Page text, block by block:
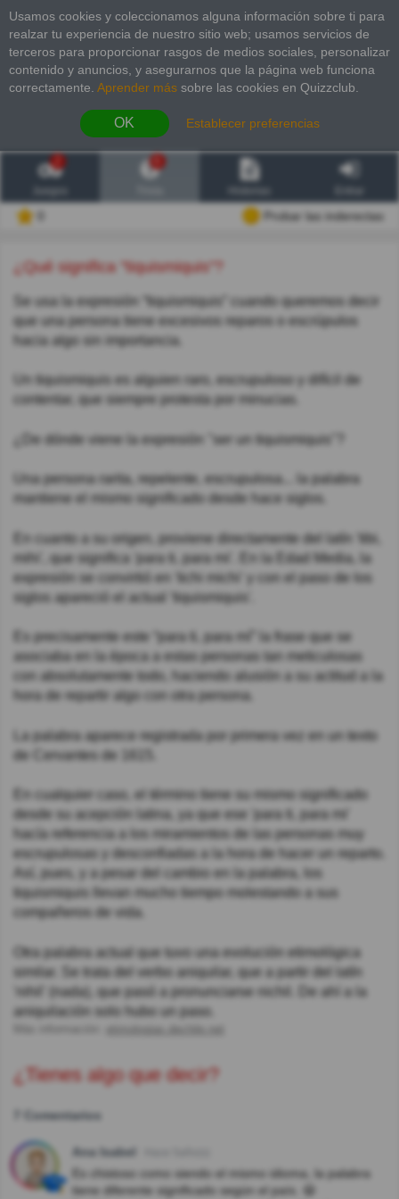
Usamos cookies y coleccionamos alguna información sobre ti para
realzar tu experiencia de nuestro sitio web; usamos servicios de
terceros para proporcionar rasgos de medios sociales, personalizar
contenido y anuncios, y asegurarnos que la página web funciona
correctamente. Aprender más sobre las cookies en Quizzclub.
OK Establecer preferencias
2
Probar las inderectas
¿Qué significa "tiquismiquis"?
Se usa la expresión “tiquismiquis” cuando queremos decir
que una persona tiene excesivos reparos o escrúpulos
hacia algo sin importancia.
Un tiquismiquis es alguien raro, escrupuloso y difícil de
contentar, que siempre protesta por minucias.
¿De dónde viene la expresión "ser un tiquismiquis"?
Una persona rarita, repelente, escrupulosa... la palabra
mantiene el mismo significado desde hace siglos.
En cuanto a su origen, proviene directamente del latín 'tibi,
mihi', que significa 'para ti, para mi'. En la Edad Media, la
expresión se convirtió en 'tichi michi' y con el paso de los
siglos apareció el actual 'tiquismiquis'.
Es precisamente este “para ti, para mí” la frase que se
asociaba en la época a estas personas tan meticulosas
con absolutamente todo, haciendo alusión a su actitud a la
hora de repartir algo con otra persona.
La palabra aparece registrada por primera vez en un texto
de Cervantes de 1615.
En cualquier caso, el término tiene su mismo significado
desde su acepción latina, ya que ese 'para ti, para mi'
hacía referencia a los miramientos de las personas muy
escrupulosas y desconfiadas a la hora de hacer un reparto.
Así, pues, y a pesar del cambio en la palabra, los
tiquismiquis llevan mucho tiempo molestando a sus
compañeros de vida.
Otra palabra actual que tuvo una evolución etimológica
similar. Se trata del verbo aniquilar, que a partir del latín
'nihil' (nada), que pasó a pronunciarse nichil. De ahí a la
aniquilación solo hubo un paso.
etimologias.dechile.net
¿Tienes algo que decir?
7 Comentarios
Ana Isabel
Es chistoso como siendo el mismo idioma, la palabra
tiene diferente significado según el país. 😃